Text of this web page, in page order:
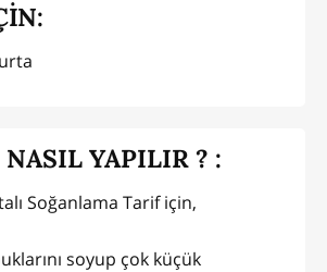
YAPILIR ? :
Soğanlama Tarif için,
soyup çok küçük